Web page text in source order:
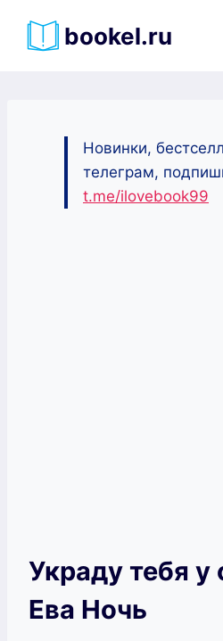
bookel.ru
Новинки,
телеграм,
t.me/ilovebook99
Украду тебя
Ева Ночь